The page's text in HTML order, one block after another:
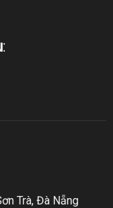
:
Trà, Đà Nẵng